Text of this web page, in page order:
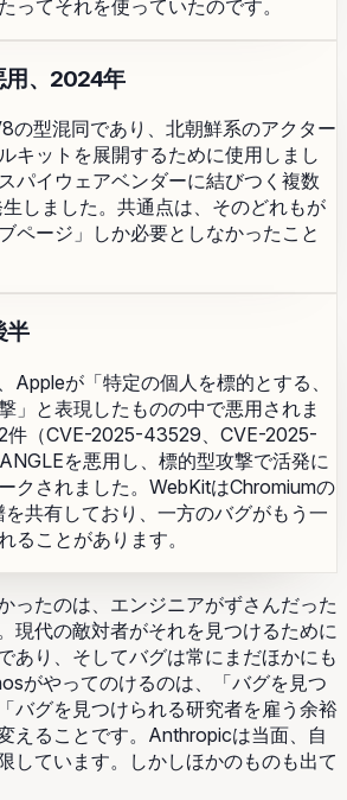
ってそれを使っていたのです。
用、2024年
の型混同であり、北朝鮮系のアクター
キットを展開するために使用しまし
パイウェアベンダーに結びつく複数
しました。共通点は、そのどれもが
ページ」しか必要としなかったこと
半
Appleが「特定の個人を標的とする、
」と表現したものの中で悪用されま
件（CVE-2025-43529、CVE-2025-
を悪用し、標的型攻撃で活発に
クされました。WebKitはChromiumの
共有しており、一方のバグがもう一
ることがあります。
ったのは、エンジニアがずさんだった
現代の敵対者がそれを見つけるために
あり、そしてバグは常にまだほかにも
がやってのけるのは、「バグを見つ
バグを見つけられる研究者を雇う余裕
えることです。Anthropicは当面、自
しています。しかしほかのものも出て